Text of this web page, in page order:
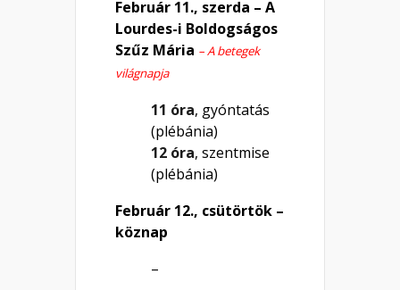
Február 11., szerda – A
Lourdes-i Boldogságos
Szűz Mária – A betegek
világnapja
11 óra, gyóntatás
(plébánia)
12 óra, szentmise
(plébánia)
Február 12., csütörtök –
köznap
–